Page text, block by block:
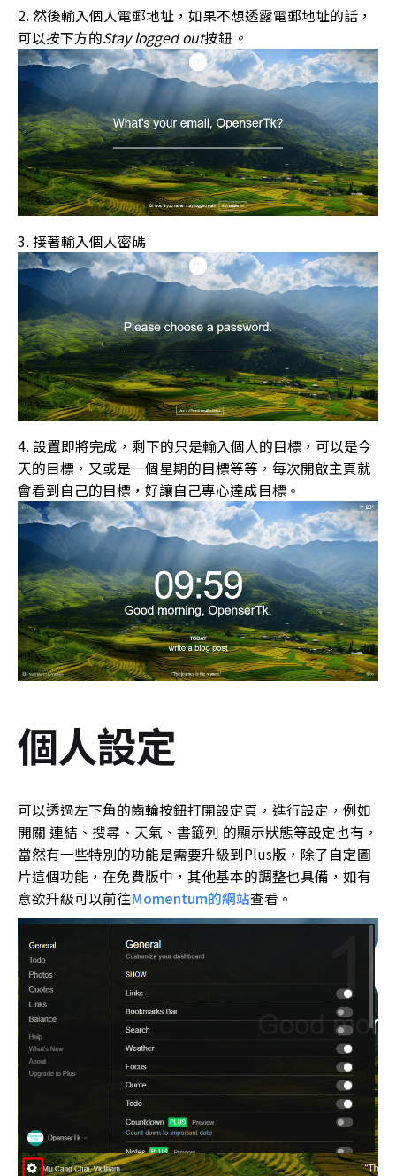
然後輸入個人電郵地址，如果不想透露電郵地址的話，
可以按下方的Stay logged out按鈕 。
接著輸入個人密碼
設置即將完成，剩下的只是輸入個人的目標，可以是今
天的目標，又或是一個星期的目標等等，每次開啟主頁就
會看到自己的目標，好讓自己專心達成目標。
個人設定
可以透過左下角的齒輪按鈕打開設定頁，進行設定，例如
開關 連結、搜尋、天氣、書籤列 的顯示狀態等設定也有，
當然有一些特別的功能是需要升級到Plus版，除了自定圖
片這個功能，在免費版中，其他基本的調整也具備，如有
意欲升級可以前往Momentum的網站查看。